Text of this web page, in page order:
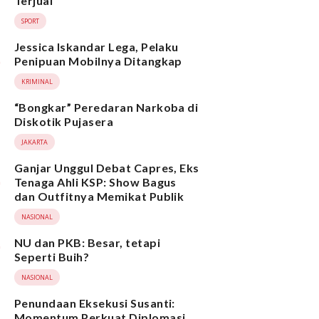
SPORT
Jessica Iskandar Lega, Pelaku
Penipuan Mobilnya Ditangkap
KRIMINAL
“Bongkar” Peredaran Narkoba di
Diskotik Pujasera
JAKARTA
Ganjar Unggul Debat Capres, Eks
Tenaga Ahli KSP: Show Bagus
dan Outfitnya Memikat Publik
NASIONAL
NU dan PKB: Besar, tetapi
Seperti Buih?
NASIONAL
Penundaan Eksekusi Susanti: